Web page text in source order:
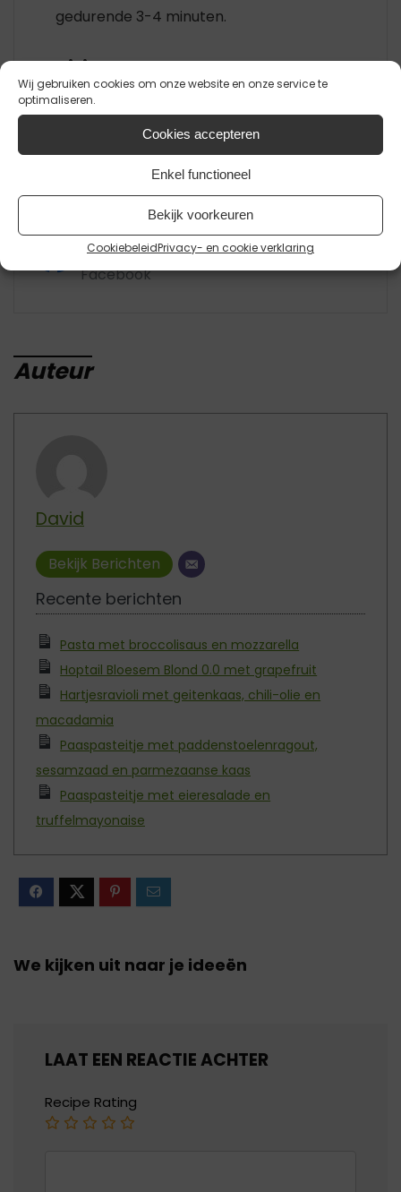
Wij gebruiken cookies om onze website en onze service te
optimaliseren.
Cookies accepteren
Enkel functioneel
Bekijk voorkeuren
CookiebeleidPrivacy- en cookie verklaring
gedurende 3-4 minuten.
Notities
Did you make this recipe?
Instagram and hashtag it with
Join our Facebook Group!
FollowMaaltijdbox groningenon
Facebook
Auteur
David
Bekijk Berichten
Recente berichten
Pasta met broccolisaus en mozzarella
Hoptail Bloesem Blond 0.0 met grapefruit
Hartjesravioli met geitenkaas, chili-olie en
macadamia
Paaspasteitje met paddenstoelenragout,
sesamzaad en parmezaanse kaas
Paaspasteitje met eieresalade en
truffelmayonaise
We kijken uit naar je ideeën
LAAT EEN REACTIE ACHTER
Recipe Rating